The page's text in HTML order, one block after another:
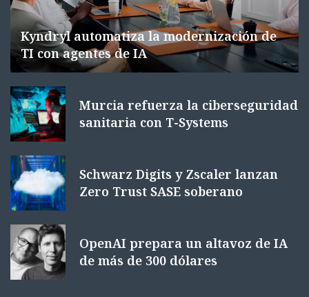
Kyndryl automatiza la modernización de
TI con agentes de IA
Murcia refuerza la ciberseguridad
sanitaria con T-Systems
Schwarz Digits y Zscaler lanzan
Zero Trust SASE soberano
OpenAI prepara un altavoz de IA
de más de 300 dólares